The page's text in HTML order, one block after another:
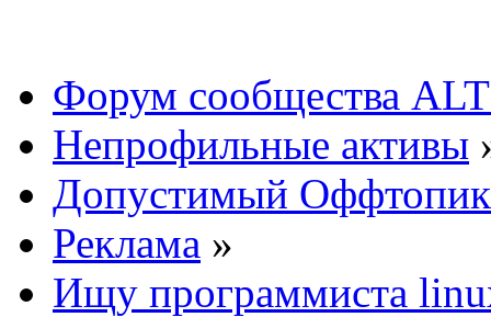
Форум сообщества
Непрофильные активы
Допустимый Оффтопик
Реклама »
Ищу программиста